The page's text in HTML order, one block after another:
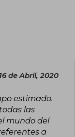
de Abril, 2020
estimado.
las
mundo del
a